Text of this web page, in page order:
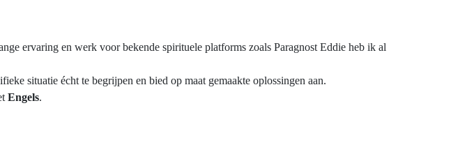
ervaring en werk voor bekende spirituele platforms zoals Paragnost Eddie heb ik al
situatie écht te begrijpen en bied op maat gemaakte oplossingen aan.
Engels.